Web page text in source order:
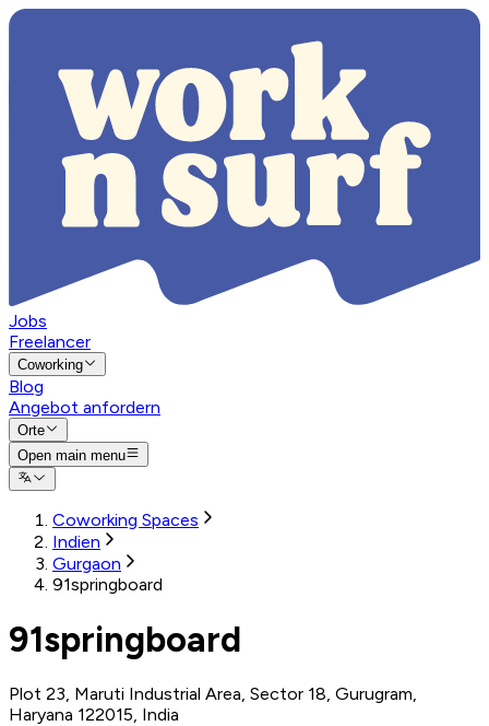
Jobs
Freelancer
Coworking
Blog
Angebot anfordern
Orte
Open main menu
Coworking Spaces
Indien
Gurgaon
91springboard
91springboard
Plot 23, Maruti Industrial Area, Sector 18, Gurugram,
Haryana 122015, India